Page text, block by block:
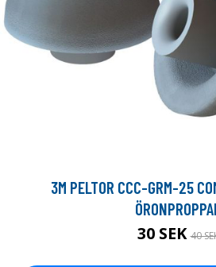
3M PELTOR CCC-GRM-25
30 SEK40